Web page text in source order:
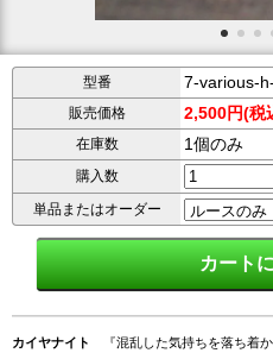
型番 7-various-
販売価格 2,500円(税
在庫数 1個のみ
購入数
単品またはオーダー
カイヤナイト 『混乱した気持ちを落ち着